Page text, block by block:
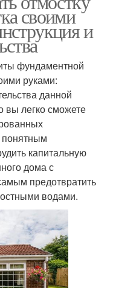
своими
и
фундаментной
руками:
данной
вы легко сможете
капитальную
дома с
предотвратить
водами.